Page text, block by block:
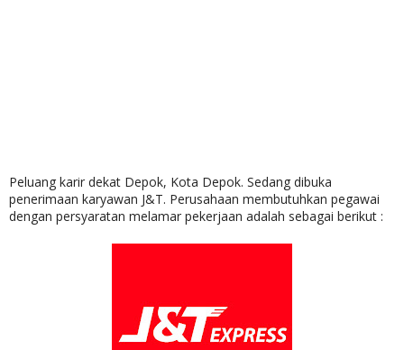
Peluang karir dekat Depok, Kota Depok. Sedang dibuka
penerimaan karyawan J&T. Perusahaan membutuhkan pegawai
dengan persyaratan melamar pekerjaan adalah sebagai berikut :